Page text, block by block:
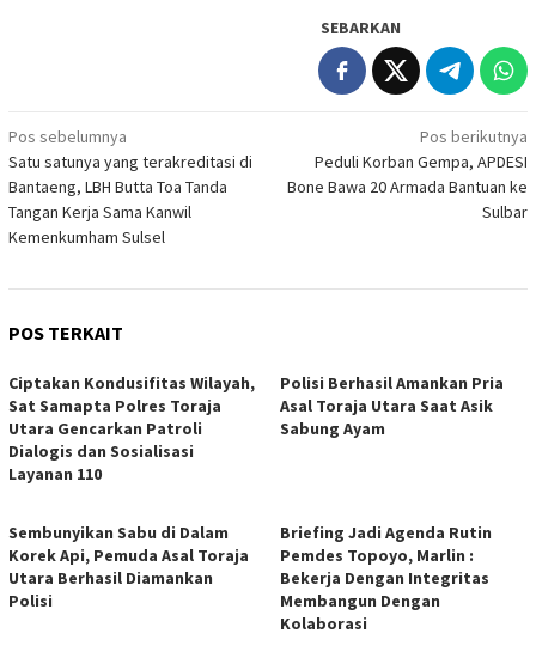
SEBARKAN
Navigasi
pos
Pos sebelumnya
Satu satunya yang terakreditasi di
Bantaeng, LBH Butta Toa Tanda
Tangan Kerja Sama Kanwil
Kemenkumham Sulsel
Pos berikutnya
Peduli Korban Gempa, APDESI
Bone Bawa 20 Armada Bantuan ke
Sulbar
POS TERKAIT
Ciptakan Kondusifitas Wilayah,
Sat Samapta Polres Toraja
Utara Gencarkan Patroli
Dialogis dan Sosialisasi
Layanan 110
Polisi Berhasil Amankan Pria
Asal Toraja Utara Saat Asik
Sabung Ayam
Sembunyikan Sabu di Dalam
Korek Api, Pemuda Asal Toraja
Utara Berhasil Diamankan
Polisi
Briefing Jadi Agenda Rutin
Pemdes Topoyo, Marlin :
Bekerja Dengan Integritas
Membangun Dengan
Kolaborasi